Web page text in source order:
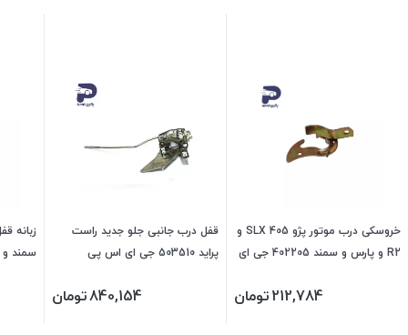
خروسکی درب موتور پژو 405 SLX و
R2 و پارس و سمند 402205 جی ای
212,784تومان
قفل درب جانبی جلو جدید راست
پراید 503510 جی ای اس پی
840,154تومان
سمند و